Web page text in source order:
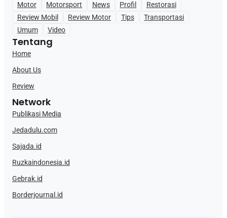
Motor
Motorsport News Profil
Restorasi
Review Mobil
Review Motor Tips
Transportasi
Umum
Video
Tentang
Home
About Us
Review
Network
Publikasi Media
Jedadulu.com
Sajada.id
Ruzkaindonesia.id
Gebrak.id
Borderjournal.id